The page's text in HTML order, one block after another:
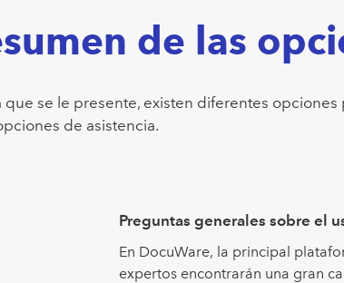
de las
se le presente, existen diferentes
de asistencia.
Preguntas generales sobre el
En DocuWare, la principal
expertos encontrarán una gran